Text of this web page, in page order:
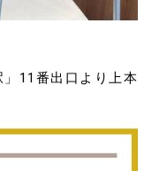
」11番出口より上本